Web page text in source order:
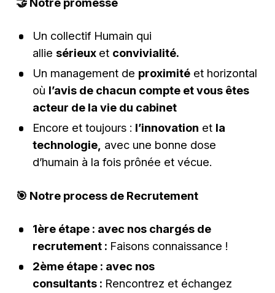
Un collectif Humain qui
allie sérieux et convivialité.
Un management de proximitéet horizontal
où l’avis de chacun compte et vous êtes
acteur de la vie du cabinet
Encore et toujours : l’innovation et la
technologie, avec une bonne dose
d’humain à la fois prônée et vécue.
🎯 Notre process de Recrutement
1ère étape : avec nos chargés de
recrutement : Faisons connaissance !
2ème étape : avec nos
consultants : Rencontrez et échangez